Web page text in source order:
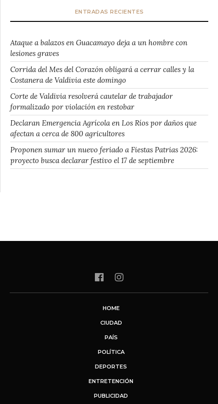
ENTRADAS RECIENTES
Ataque a balazos en Guacamayo deja a un hombre con
lesiones graves
Corrida del Mes del Corazón obligará a cerrar calles y la
Costanera de Valdivia este domingo
Corte de Valdivia resolverá cautelar de trabajador
formalizado por violación en restobar
Declaran Emergencia Agrícola en Los Ríos por daños que
afectan a cerca de 800 agricultores
Proponen sumar un nuevo feriado a Fiestas Patrias 2026:
proyecto busca declarar festivo el 17 de septiembre
HOME
CIUDAD
PAÍS
POLÍTICA
DEPORTES
ENTRETENCIÓN
PUBLICIDAD